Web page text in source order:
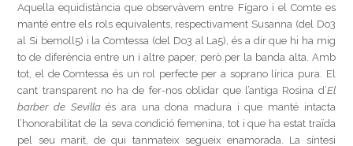
Aquella equidistància que observàvem entre Fígaro i el Comte es
manté entre els rols equivalents, respectivament Susanna (del Do3
al Si bemoll5) i la Comtessa (del Do3 al La5), és a dir que hi ha mig
to de diferència entre un i altre paper, però per la banda alta. Amb
tot, el de Comtessa és un rol perfecte per a soprano lírica pura. El
cant transparent no ha de fer-nos oblidar que l’antiga Rosina d’El
barber de Sevillaés ara una dona madura i que manté intacta
l’honorabilitat de la seva condició femenina, tot i que ha estat traïda
pel seu marit, de qui tanmateix segueix enamorada. La síntesi